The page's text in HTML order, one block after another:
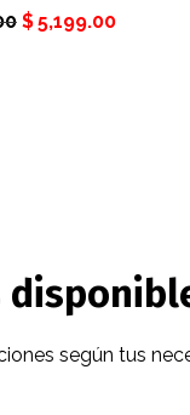
$5,199.00
según tus